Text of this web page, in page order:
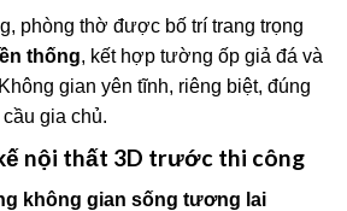
phòng thờ được bố trí trang trọng
thống, kết hợp tường ốp giả đá và
gian yên tĩnh, riêng biệt, đúng
gia chủ.
nội thất 3D trước thi công
không gian sống tương lai